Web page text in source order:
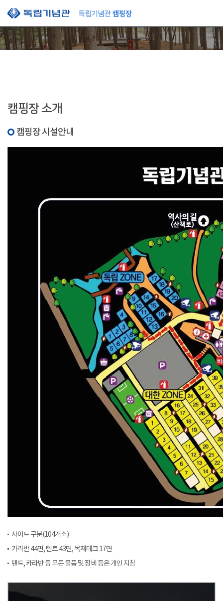
본문 바로가기
캠핑장 소개
캠핑장 시설안내
사이트 구분(104개소)
카라반 44면, 텐트 43면, 목재데크 17면
텐트, 카라반 등 모든 물품 및 장비 등은 개인 지참